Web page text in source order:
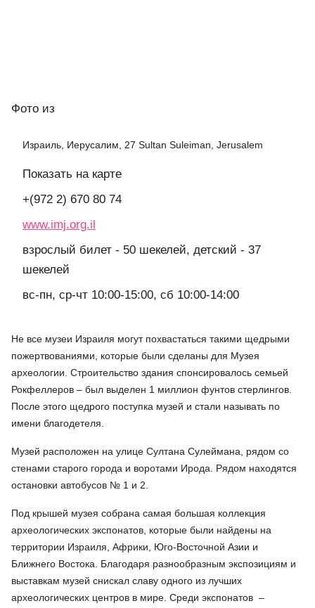
Фото из
Израиль, Иерусалим, 27 Sultan Suleiman, Jerusalem
Показать на карте
+(972 2) 670 80 74
www.imj.org.il
взрослый билет - 50 шекелей, детский - 37
шекелей
вс-пн, ср-чт 10:00-15:00, сб 10:00-14:00
Не все музеи Израиля могут похвастаться такими щедрыми
пожертвованиями, которые были сделаны для Музея
археологии. Строительство здания спонсировалось семьей
Рокфеллеров – был выделен 1 миллион фунтов стерлингов.
После этого щедрого поступка музей и стали называть по
имени благодетеля.
Музей расположен на улице Султана Сулеймана, рядом со
стенами старого города и воротами Ирода. Рядом находятся
остановки автобусов № 1 и 2.
Под крышей музея собрана самая большая коллекция
археологических экспонатов, которые были найдены на
территории Израиля, Африки, Юго-Восточной Азии и
Ближнего Востока. Благодаря разнообразным экспозициям и
выставкам музей снискал славу одного из лучших
археологических центров в мире. Среди экспонатов –